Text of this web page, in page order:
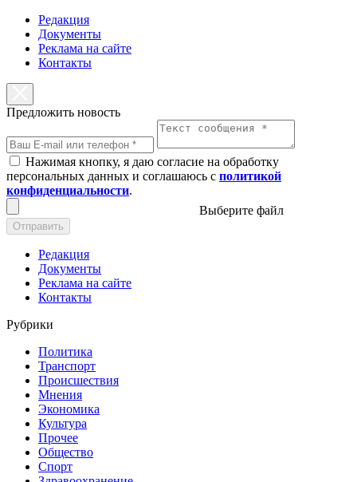
Редакция
Документы
Реклама на сайте
Контакты
Предложить новость
Нажимая кнопку, я даю согласие на обработку
персональных данных и соглашаюсь с политикой
конфиденциальности.
Выберите файл
Отправить
Редакция
Документы
Реклама на сайте
Контакты
Рубрики
Политика
Транспорт
Происшествия
Мнения
Экономика
Культура
Прочее
Общество
Спорт